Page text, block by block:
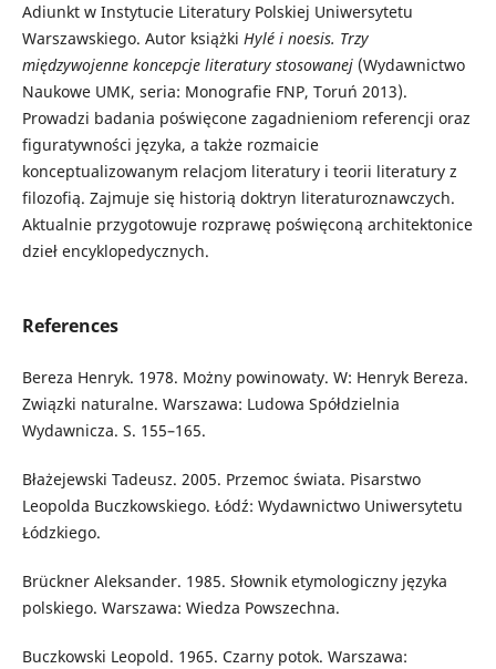
Adiunkt w Instytucie Literatury Polskiej Uniwersytetu
Warszawskiego. Autor książki Hylé i noesis. Trzy
międzywojenne koncepcje literatury stosowanej(Wydawnictwo
Naukowe UMK, seria: Monografie FNP, Toruń 2013).
Prowadzi badania poświęcone zagadnieniom referencji oraz
figuratywności języka, a także rozmaicie
konceptualizowanym relacjom literatury i teorii literatury z
filozofią. Zajmuje się historią doktryn literaturoznawczych.
Aktualnie przygotowuje rozprawę poświęconą architektonice
dzieł encyklopedycznych.
References
Bereza Henryk. 1978. Możny powinowaty. W: Henryk Bereza.
Związki naturalne. Warszawa: Ludowa Spółdzielnia
Wydawnicza. S. 155–165.
Błażejewski Tadeusz. 2005. Przemoc świata. Pisarstwo
Leopolda Buczkowskiego. Łódź: Wydawnictwo Uniwersytetu
Łódzkiego.
Brückner Aleksander. 1985. Słownik etymologiczny języka
polskiego. Warszawa: Wiedza Powszechna.
Buczkowski Leopold. 1965. Czarny potok. Warszawa: